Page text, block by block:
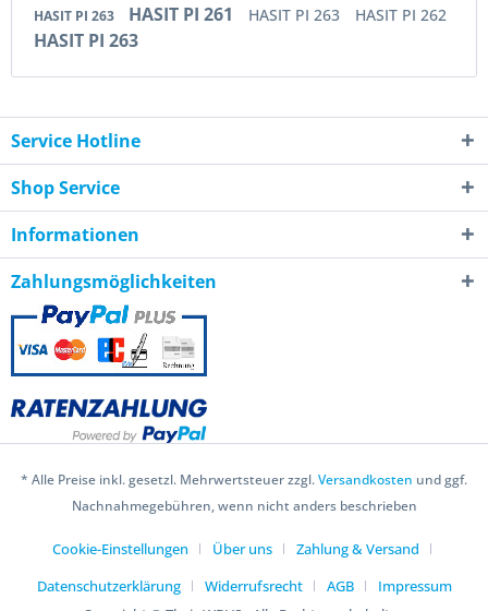
HASIT PI 263 HASIT PI 261 HASIT PI 263 HASIT PI 262
HASIT PI 263
Service Hotline
Shop Service
Informationen
Zahlungsmöglichkeiten
* Alle Preise inkl. gesetzl. Mehrwertsteuer zzgl.Versandkosten und ggf.
Nachnahmegebühren, wenn nicht anders beschrieben
Cookie-Einstellungen Über uns
Zahlung & Versand
Datenschutzerklärung
Widerrufsrecht AGB
Impressum